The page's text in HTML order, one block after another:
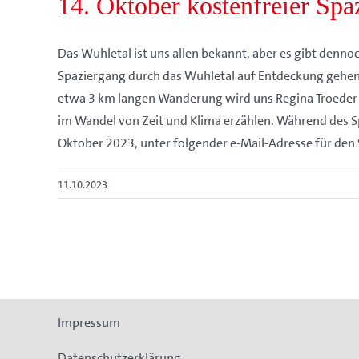
Das Wuhletal ist uns allen bekannt, aber es gibt
Spaziergang durch das Wuhletal auf Entdeckung
etwa 3 km langen Wanderung wird uns Regina
im Wandel von Zeit und Klima erzählen. Während des
Oktober 2023, unter folgender e-Mail-Adresse für den
11.10.2023
Impressum